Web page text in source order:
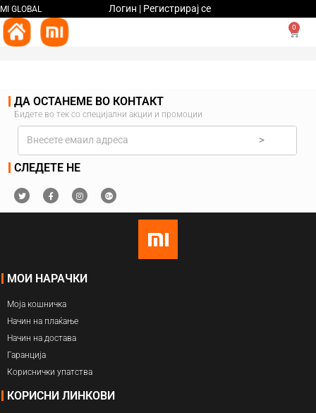
MI GLOBAL Логин | Регистрирај се
0
ДА ОСТАНЕМЕ ВО КОНТАКТ
Бидете во тек со специјални акции и промоции
>
СЛЕДЕТЕ НЕ
МОИ НАРАЧКИ
Моја кошничка
Начин на плаќање
Начин на достава
Гаранција
Кориснички упатства
КОРИСНИ ЛИНКОВИ